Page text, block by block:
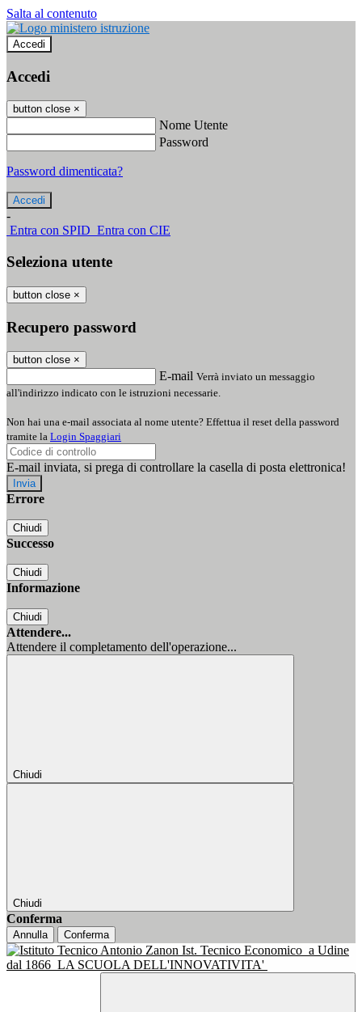
Salta al contenuto
Accedi
Accedi
button close ×
Nome Utente
Password
Password dimenticata?
-
Entra con SPID Entra con CIE
Seleziona utente
button close ×
Recupero password
button close ×
E-mail Verrà inviato un messaggio
all'indirizzo indicato con le istruzioni necessarie.
Non hai una e-mail associata al nome utente? Effettua il reset della password
tramite la Login Spaggiari
E-mail inviata, si prega di controllare la casella di posta elettronica!
Errore
Chiudi
Successo
Chiudi
Informazione
Chiudi
Attendere...
Attendere il completamento dell'operazione...
Chiudi
Chiudi
Conferma
Annulla Conferma
Ist. Tecnico Economico a Udine
dal 1866 LA SCUOLA DELL'INNOVATIVITA'